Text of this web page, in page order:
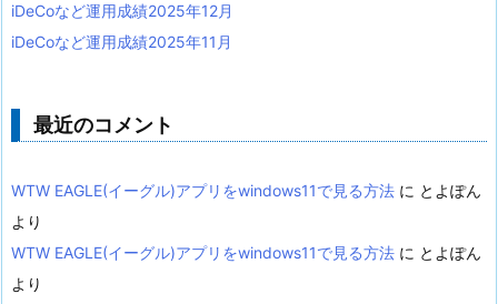
iDeCoなど運用成績2025年12月
iDeCoなど運用成績2025年11月
最近のコメント
WTW EAGLE(イーグル)アプリをwindows11で見る方法 に とよぽん
より
WTW EAGLE(イーグル)アプリをwindows11で見る方法 に とよぽん
より